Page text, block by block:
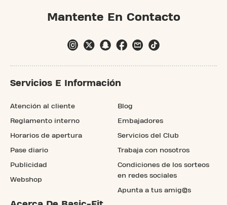
Mantente En Contacto
Servicios E Información
Atención al cliente
Reglamento interno
Horarios de apertura
Pase diario
Publicidad
Webshop
Blog
Embajadores
Servicios del Club
Trabaja con nosotros
Condiciones de los sorteos
en redes sociales
Apunta a tus amig@s